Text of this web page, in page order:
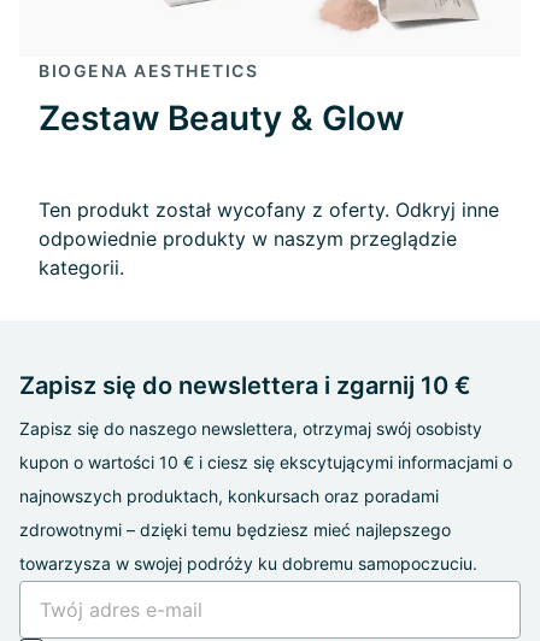
BIOGENA AESTHETICS
Zestaw Beauty & Glow
Ten produkt został wycofany z oferty. Odkryj inne
odpowiednie produkty w naszym przeglądzie
kategorii.
Zapisz się do newslettera i zgarnij 10 €
Zapisz się do naszego newslettera, otrzymaj swój osobisty
kupon o wartości 10 € i ciesz się ekscytującymi informacjami o
najnowszych produktach, konkursach oraz poradami
zdrowotnymi – dzięki temu będziesz mieć najlepszego
towarzysza w swojej podróży ku dobremu samopoczuciu.